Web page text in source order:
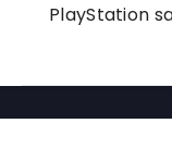
PlayStation